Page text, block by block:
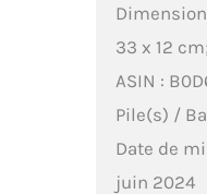
33 x 12
ASIN :
Pile(s) /
Date de
juin 2024